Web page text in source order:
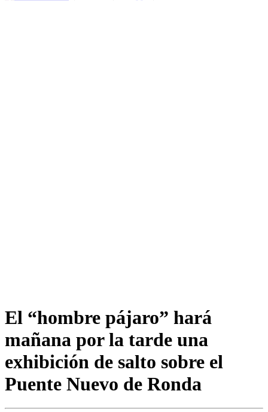
El “hombre pájaro” hará
mañana por la tarde una
exhibición de salto sobre el
Puente Nuevo de Ronda